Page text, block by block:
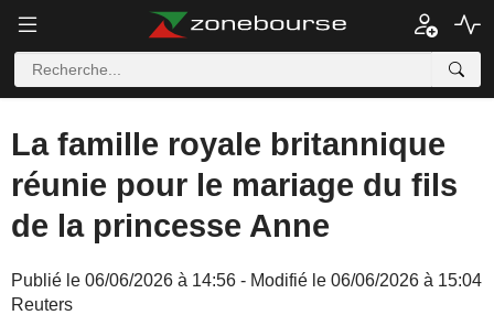
La famille royale britannique
réunie pour le mariage du fils
de la princesse Anne
Publié le 06/06/2026 à 14:56 - Modifié le 06/06/2026 à 15:04
Reuters